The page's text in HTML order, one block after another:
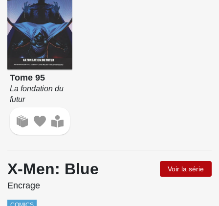
Tome 95
La fondation du
futur
X-Men: Blue Voir la série
Encrage